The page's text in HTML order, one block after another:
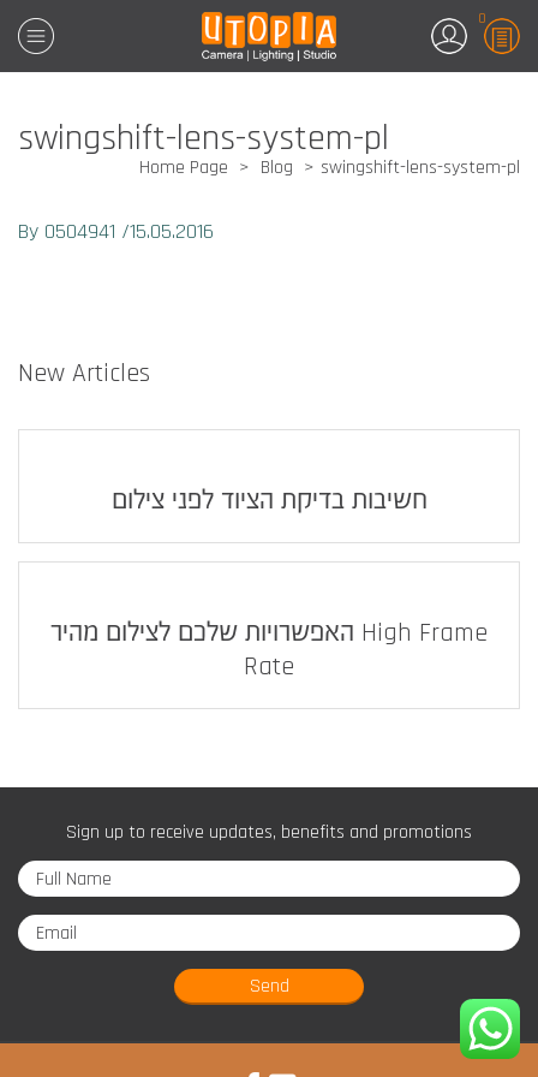
0
swingshift-lens-system-pl
Home Page Blog swingshift-lens-system-pl
By 0504941 /
New Articles
חשיבות בדיקת הציוד לפני צילום
האפשרויות שלכם לצילום מהיר High Frame
Rate
Sign up to receive updates, benefits and promotions
Send